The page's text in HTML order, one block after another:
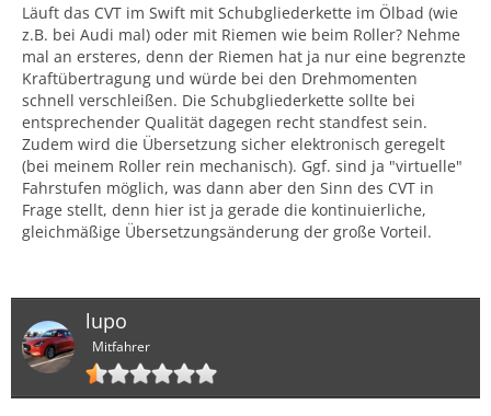
Läuft das CVT im Swift mit Schubgliederkette im Ölbad (wie
z.B. bei Audi mal) oder mit Riemen wie beim Roller? Nehme
mal an ersteres, denn der Riemen hat ja nur eine begrenzte
Kraftübertragung und würde bei den Drehmomenten
schnell verschleißen. Die Schubgliederkette sollte bei
entsprechender Qualität dagegen recht standfest sein.
Zudem wird die Übersetzung sicher elektronisch geregelt
(bei meinem Roller rein mechanisch). Ggf. sind ja "virtuelle"
Fahrstufen möglich, was dann aber den Sinn des CVT in
Frage stellt, denn hier ist ja gerade die kontinuierliche,
gleichmäßige Übersetzungsänderung der große Vorteil.
lupo
Mitfahrer